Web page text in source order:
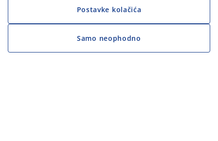
Postavke kolačića
Samo neophodno